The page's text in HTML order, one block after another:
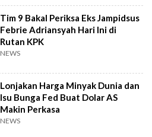
Tim 9 Bakal Periksa Eks Jampidsus
Febrie Adriansyah Hari Ini di
Rutan KPK
NEWS
Lonjakan Harga Minyak Dunia dan
Isu Bunga Fed Buat Dolar AS
Makin Perkasa
NEWS